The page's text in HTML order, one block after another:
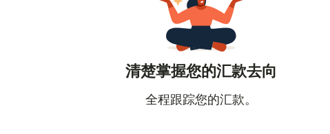
清楚掌握您的汇款去向
全程跟踪您的汇款。